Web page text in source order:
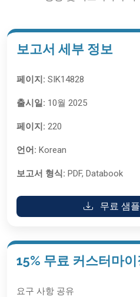
보고서 세부 정보
페이지: SIK14828
출시일: 10월 2025
페이지: 220
언어: Korean
보고서 형식: PDF, Databook
무료 샘
15% 무료 커스터마이
요구 사항 공유